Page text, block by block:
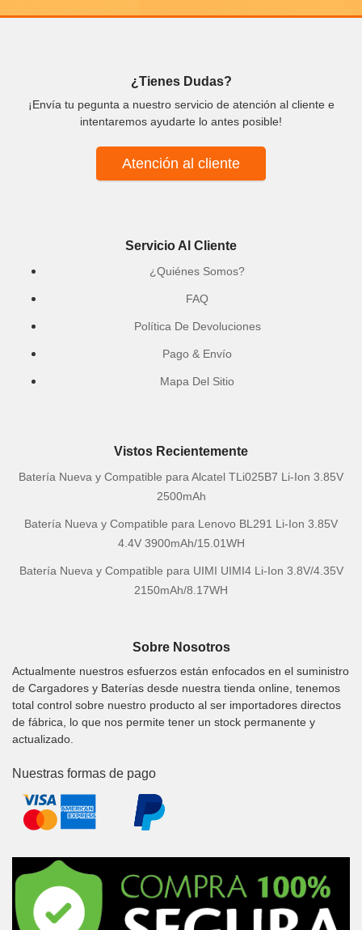
¿Tienes Dudas?
¡Envía tu pegunta a nuestro servicio de atención al cliente e
intentaremos ayudarte lo antes posible!
Atención al cliente
Servicio Al Cliente
¿Quiénes Somos?
FAQ
Política De Devoluciones
Pago & Envío
Mapa Del Sitio
Vistos Recientemente
Batería Nueva y Compatible para Alcatel TLi025B7 Li-Ion 3.85V
2500mAh
Batería Nueva y Compatible para Lenovo BL291 Li-Ion 3.85V
4.4V 3900mAh/15.01WH
Batería Nueva y Compatible para UIMI UIMI4 Li-Ion 3.8V/4.35V
2150mAh/8.17WH
Sobre Nosotros
Actualmente nuestros esfuerzos están enfocados en el suministro
de Cargadores y Baterías desde nuestra tienda online, tenemos
total control sobre nuestro producto al ser importadores directos
de fábrica, lo que nos permite tener un stock permanente y
actualizado.
Nuestras formas de pago